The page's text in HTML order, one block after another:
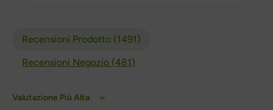
Recensioni Prodotto (1491)
Recensioni Negozio (481)
Sort by